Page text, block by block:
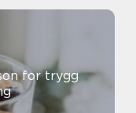
for trygg